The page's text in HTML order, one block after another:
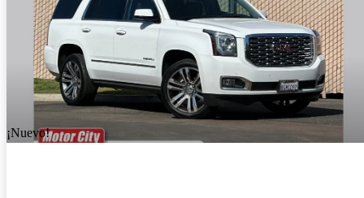
¡Nuevo!